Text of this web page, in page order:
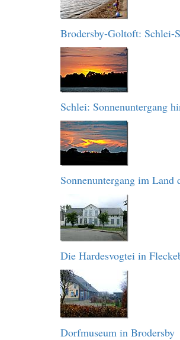
Brodersby-Goltoft: Schlei-
Schlei: Sonnenuntergang
Sonnenuntergang im Land
Die Hardesvogtei in
Dorfmuseum in Brodersby